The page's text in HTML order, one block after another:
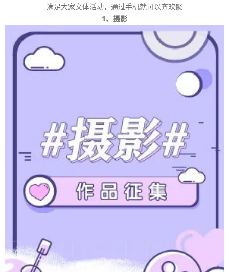
满足大家文体活动，通过手机就可以齐欢聚
1、摄影